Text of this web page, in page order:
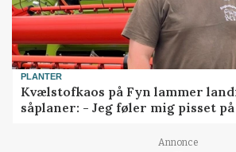
PLANTER
Kvælstofkaos på Fyn lammer
såplaner: - Jeg føler mig pisset på
Annonce